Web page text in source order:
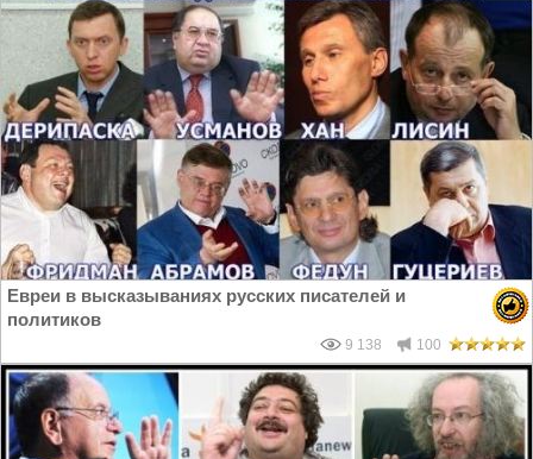
Евреи в высказываниях русских писателей и
политиков
9 138 100